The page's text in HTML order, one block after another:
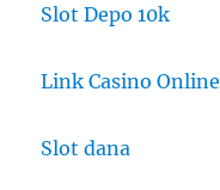
Slot Depo 10k
Link Casino Online
Slot dana